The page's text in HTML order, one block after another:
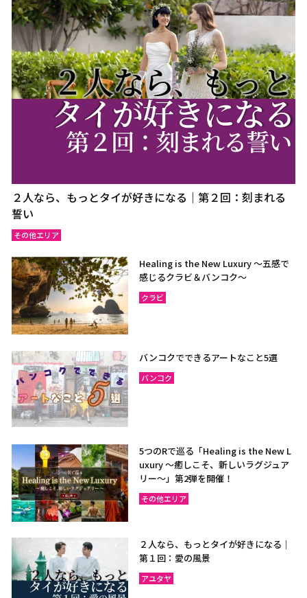
２人なら、もっとタイが好きになる｜第２回：刻まれる
誓い
その他エリア
Healing is the New Luxury ～五感で
感じるクラビ＆バンコク～
クラビ
バンコクでできるアートなこと5選
バンコク
5つのRで巡る「Healing is the New L
uxury ～癒しこそ、新しいラグジュア
リー〜」第2弾を開催！
その他エリア
２人なら、もっとタイが好きになる｜
第１回：愛の風景
アユタヤ